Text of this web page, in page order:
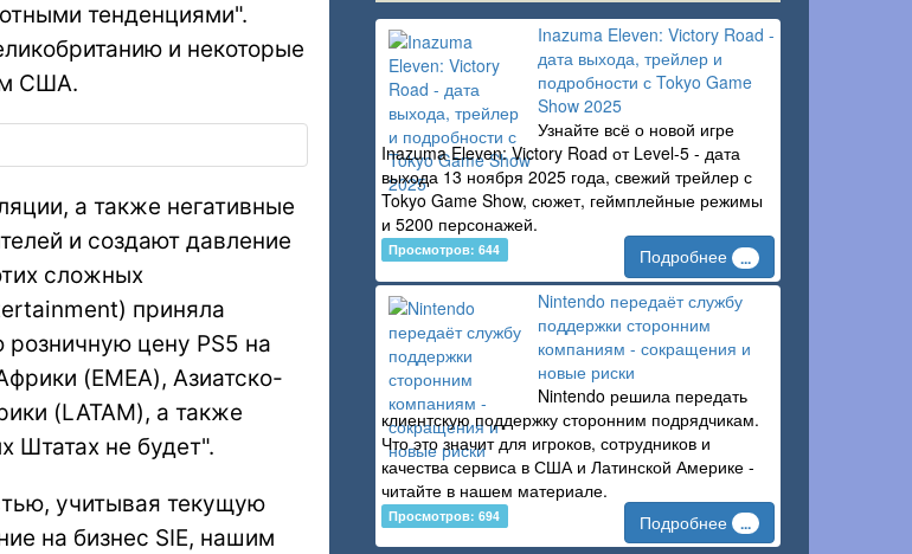
тенденциями".
и некоторые
США.
а также негативные
и создают давление
сложных
приняла
цену PS5 на
(EMEA), Азиатско-
(LATAM), а также
Штатах не будет".
учитывая текущую
на бизнес SIE, нашим
Inazuma Eleven: Victory Road -
дата выхода, трейлер и
подробности с Tokyo Game
Show 2025
Узнайте всё о новой игре
Inazuma Eleven: Victory Road от Level-5 - дата
выхода 13 ноября 2025 года, свежий трейлер с
Tokyo Game Show, сюжет, геймплейные режимы
и 5200 персонажей.
Просмотров: 644 Подробнее ...
Nintendo передаёт службу
поддержки сторонним
компаниям - сокращения и
новые риски
Nintendo решила передать
клиентскую поддержку сторонним подрядчикам.
Что это значит для игроков, сотрудников и
качества сервиса в США и Латинской Америке -
читайте в нашем материале.
Просмотров: 694 Подробнее ...